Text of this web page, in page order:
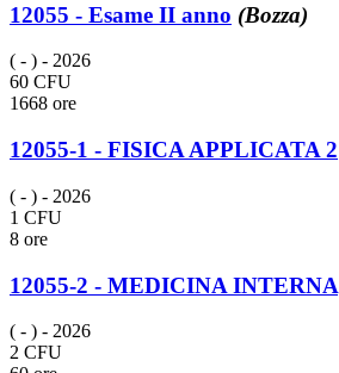
12055 - Esame II anno (Bozza)
( - ) - 2026
60 CFU
1668 ore
12055-1 - FISICA APPLICATA 2
( - ) - 2026
1 CFU
8 ore
12055-2 - MEDICINA INTERNA
( - ) - 2026
2 CFU